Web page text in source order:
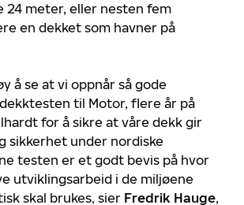
24 meter, eller nesten fem
en dekket som havner på
å se at vi oppnår så gode
til Motor, flere år på
for å sikre at våre dekk gir
sikkerhet under nordiske
testen er et godt bevis på hvor
utviklingsarbeid i de miljøene
skal brukes, sier Fredrik Hauge,